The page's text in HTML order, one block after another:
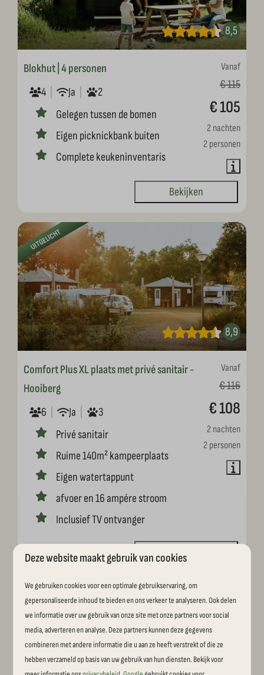
8,5
Vanaf
€ 115
€ 105
2 nachten
2 personen
Blokhut | 4 personen
4
Ja
2
Gelegen tussen de bomen
Eigen picknickbank buiten
Complete keukeninventaris
Bekijken
UITGELICHT
8,9
Vanaf
€ 116
€ 108
2 nachten
2 personen
Comfort Plus XL plaats met privé sanitair -
Hooiberg
6
Ja
3
Privé sanitair
Ruime 140m² kampeerplaats
Eigen watertappunt
afvoer en 16 ampére stroom
Inclusief TV ontvanger
Bekijken
Deze website maakt gebruik van cookies
We gebruiken cookies voor een optimale gebruikservaring, om
gepersonaliseerde inhoud te bieden en ons verkeer te analyseren. Ook delen
we informatie over uw gebruik van onze site met onze partners voor social
media, adverteren en analyse. Deze partners kunnen deze gegevens
combineren met andere informatie die u aan ze heeft verstrekt of die ze
hebben verzameld op basis van uw gebruik van hun diensten. Bekijk voor